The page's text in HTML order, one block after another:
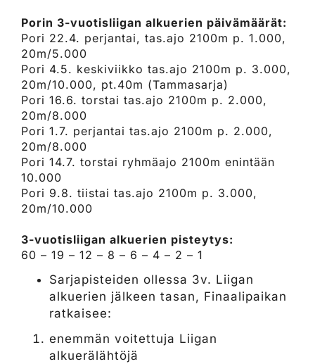
Porin 3-vuotisliigan alkuerien päivämäärät:
Pori 22.4. perjantai, tas.ajo 2100m p. 1.000,
20m/5.000
Pori 4.5. keskiviikko tas.ajo 2100m p. 3.000,
20m/10.000, pt.40m (Tammasarja)
Pori 16.6. torstai tas.ajo 2100m p. 2.000,
20m/8.000
Pori 1.7. perjantai tas.ajo 2100m p. 2.000,
20m/8.000
Pori 14.7. torstai ryhmäajo 2100m enintään
10.000
Pori 9.8. tiistai tas.ajo 2100m p. 3.000,
20m/10.000
3-vuotisliigan alkuerien pisteytys:
60 – 19 – 12 – 8 – 6 – 4 – 2 – 1
Sarjapisteiden ollessa 3v. Liigan
alkuerien jälkeen tasan, Finaalipaikan
ratkaisee:
enemmän voitettuja Liigan
alkuerälähtöjä